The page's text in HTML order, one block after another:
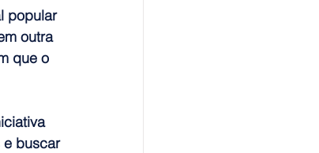
popular
outra
que o
e buscar